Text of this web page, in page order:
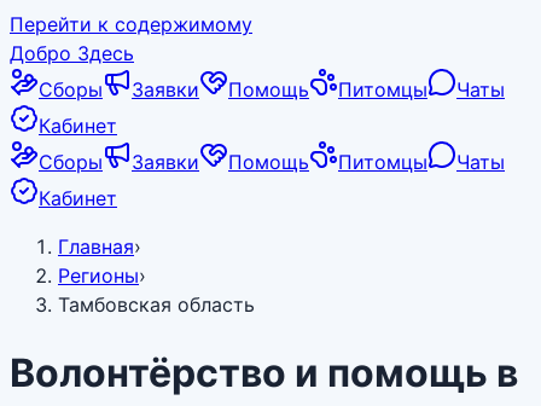
Перейти к содержимому
Добро Здесь
Сборы
Заявки Помощь Питомцы
Чаты
Кабинет
Сборы
Заявки Помощь Питомцы
Чаты
Кабинет
Главная›
Регионы›
Тамбовская область
Волонтёрство и помощь в